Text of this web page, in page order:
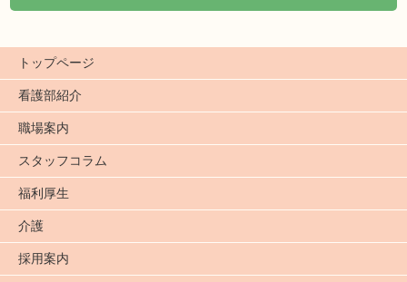
トップページ
看護部紹介
職場案内
スタッフコラム
福利厚生
介護
採用案内